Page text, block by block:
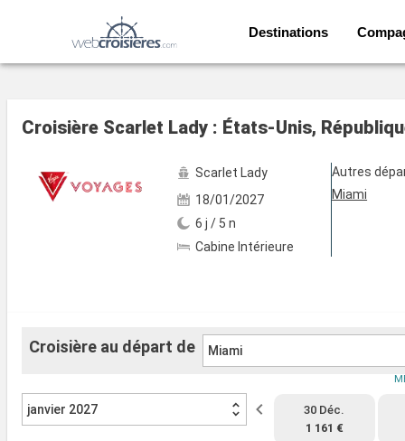
Destinations
Voir les 219 autres photos
Croisière Scarlet Lady : États-Unis,
Scarlet Lady
18/01/2027
6 j / 5 n
Cabine Intérieure
Autres
Miami
Croisière au départ de Miami
janvier 2027
30 Déc.
1 161 €